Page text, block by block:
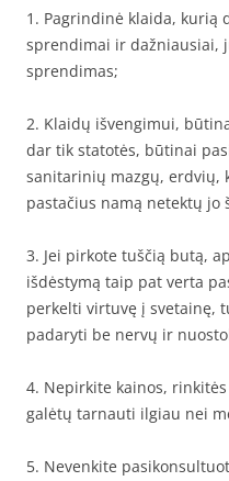
1. Pagrindinė klaida, kurią
sprendimai ir dažniausiai,
sprendimas;
2. Klaidų išvengimui,
dar tik statotės, būtinai
sanitarinių mazgų, erdvių,
pastačius namą netektų jo
3. Jei pirkote tuščią butą,
išdėstymą taip pat verta
perkelti virtuvę į svetainę,
padaryti be nervų ir
4. Nepirkite kainos,
galėtų tarnauti ilgiau nei
5. Nevenkite